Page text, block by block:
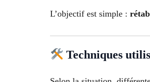
L’objectif est simple :
Techniques